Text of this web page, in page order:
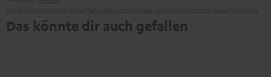
Das könnte dir auch gefallen